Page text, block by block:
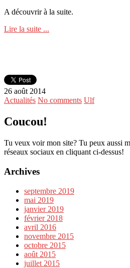
A découvrir à la suite.
Lire la suite ...
26 août 2014
Actualités No comments Ulf
Coucou!
Tu veux voir mon site? Tu peux aussi
réseaux sociaux en cliquant ci-dessus!
Archives
septembre 2019
mai 2019
janvier 2019
février 2018
avril 2016
novembre 2015
octobre 2015
août 2015
juillet 2015